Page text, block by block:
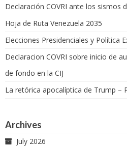
Declaración COVRI ante los sismos
Hoja de Ruta Venezuela 2035
Elecciones Presidenciales y Política
Declaracion COVRI sobre inicio de
de fondo en la CIJ
La retórica apocalíptica de Trump –
Archives
July 2026